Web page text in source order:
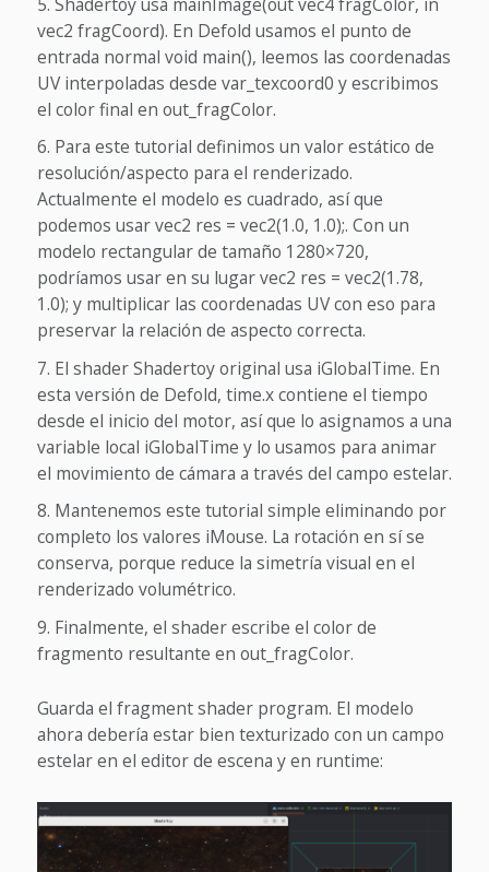
vec2 fragCoord). En Defold usamos el punto de
entrada normal void main(), leemos las coordenadas
UV interpoladas desde var_texcoord0 y escribimos
el color final en out_fragColor.
Para este tutorial definimos un valor estático de
resolución/aspecto para el renderizado.
Actualmente el modelo es cuadrado, así que
podemos usar vec2 res = vec2(1.0, 1.0);. Con un
modelo rectangular de tamaño 1280×720,
podríamos usar en su lugar vec2 res = vec2(1.78,
1.0); y multiplicar las coordenadas UV con eso para
preservar la relación de aspecto correcta.
El shader Shadertoy original usa iGlobalTime. En
esta versión de Defold, time.x contiene el tiempo
desde el inicio del motor, así que lo asignamos a una
variable local iGlobalTime y lo usamos para animar
el movimiento de cámara a través del campo estelar.
Mantenemos este tutorial simple eliminando por
completo los valores iMouse. La rotación en sí se
conserva, porque reduce la simetría visual en el
renderizado volumétrico.
Finalmente, el shader escribe el color de
fragmento resultante en out_fragColor.
Guarda el fragment shader program. El modelo
ahora debería estar bien texturizado con un campo
estelar en el editor de escena y en runtime: